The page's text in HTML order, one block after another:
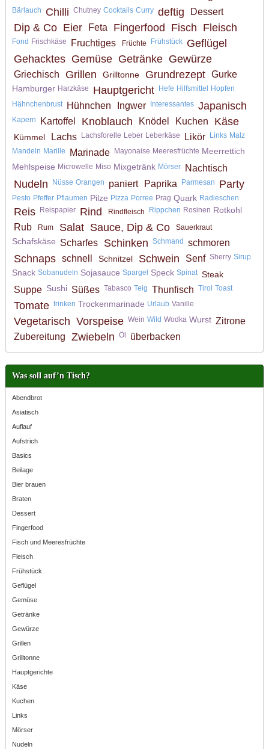
Bärlauch Chilli Chutney Cocktails Curry deftig Dessert
Dip & Co Eier Feta Fingerfood Fisch Fleisch
Fond Frischkäse Fruchtiges Früchte Frühstück Geflügel
Gehacktes Gemüse Getränke Gewürze
Griechisch Grillen Grilltonne Grundrezept Gurke
Hamburger Harzkäse Hauptgericht Hefe Hilfsmittel
Hopfen
Hähnchenbrust
Hühnchen Ingwer Interessantes Japanisch
Kapern Kartoffel Knoblauch Knödel Kuchen Käse
Kümmel Lachs Lachsforelle Leber Leberkäse Likör Links Malz
Mandeln Marille Marinade Mayonaise Meeresfrüchte Meerrettich
Mehlspeise Microwelle Miso Mixgetränk Mörser Nachtisch
Nudeln Nüsse Orangen paniert Paprika Parmesan Party
Pesto Pfeffer Pflaumen Pilze Pizza Porree Prag Quark Radieschen
Reis Reispapier Rind Rindfleisch Rippchen Rosinen Rotkohl
Rub Rum Salat Sauce, Dip & Co Sauerkraut
Schafskäse Scharfes Schinken Schmand schmoren
Schnaps schnell Schnitzel Schwein Senf Sherry Sirup
Snack Sobanudeln Sojasauce Spargel Speck Spinat Steak
Suppe Sushi Süßes Tabasco Teig Thunfisch Tirol Toast
Tomate trinken Trockenmarinade Urlaub Vanille
Vegetarisch Vorspeise Wein Wild Wodka Wurst Zitrone
Zubereitung
Zwiebeln Öl überbacken
Was soll auf’n Tisch?
Abendbrot
Asiatisch
Auflauf
Aufstrich
Basics
Beilage
Bier brauen
Braten
Dessert
Fingerfood
Fisch und Meeresfrüchte
Fleisch
Frühstück
Geflügel
Gemüse
Getränke
Gewürze
Grillen
Grilltonne
Hauptgerichte
Käse
Kuchen
Links
Mörser
Nudeln